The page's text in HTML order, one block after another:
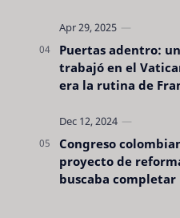
Puertas adentro:
trabajó en el
era la rutina de
Congreso
proyecto de
buscaba